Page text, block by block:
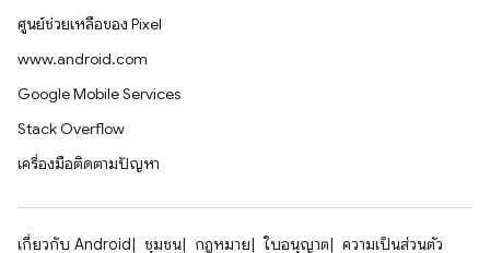
ศูนย์ช่วยเหลือของ Pixel
www.android.com
Google Mobile Services
Stack Overflow
เครื่องมือติดตามปัญหา
เกี่ยวกับ Android ชุมชน กฎหมาย ใบอนุญาต ความเป็นส่วนตัว